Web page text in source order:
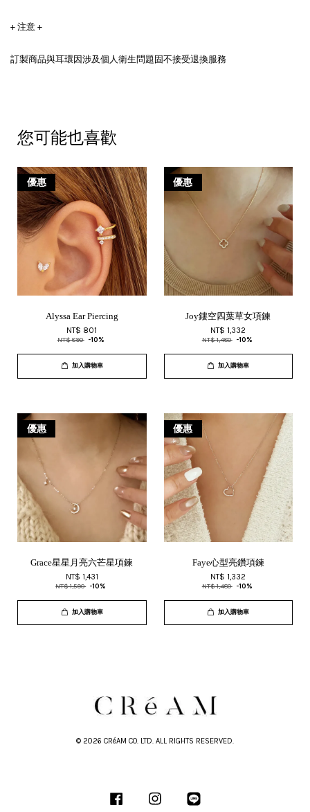
+ 注意 +
訂製商品與耳環因涉及個人衛生問題固不接受退換服務
您可能也喜歡
優惠
Alyssa Ear Piercing
NT$ 801
NT$ 890 -10%
加入購物車
優惠
Joy鏤空四葉草女項鍊
NT$ 1,332
NT$ 1,480 -10%
加入購物車
優惠
Grace星星月亮六芒星項鍊
NT$ 1,431
NT$ 1,590 -10%
加入購物車
優惠
Faye心型亮鑽項鍊
NT$ 1,332
NT$ 1,480 -10%
加入購物車
© 2026 CRéAM CO. LTD. ALL RIGHTS RESERVED.
Facebook Instagram